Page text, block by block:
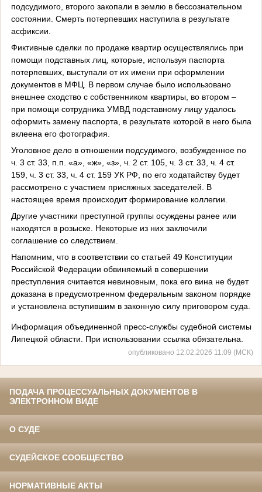
подсудимого, второго закопали в землю в бессознательном
состоянии. Смерть потерпевших наступила в результате
асфиксии.
Фиктивные сделки по продаже квартир осуществлялись при
помощи подставных лиц, которые, используя паспорта
потерпевших, выступали от их имени при оформлении
документов в МФЦ. В первом случае было использовано
внешнее сходство с собственником квартиры, во втором –
при помощи сотрудника УМВД подставному лицу удалось
оформить замену паспорта, в результате которой в него была
вклеена его фотография.
Уголовное дело в отношении подсудимого, возбужденное по
ч. 3 ст. 33, п.п. «а», «ж», «з», ч. 2 ст. 105, ч. 3 ст. 33, ч. 4 ст.
159, ч. 3 ст. 33, ч. 4 ст. 159 УК РФ, по его ходатайству будет
рассмотрено с участием присяжных заседателей. В
настоящее время происходит формирование коллегии.
Другие участники преступной группы осуждены ранее или
находятся в розыске. Некоторые из них заключили
соглашение со следствием.
Напомним, что в соответствии со статьей 49 Конституции
Российской Федерации обвиняемый в совершении
преступления считается невиновным, пока его вина не будет
доказана в предусмотренном федеральным законом порядке
и установлена вступившим в законную силу приговором суда.
Информация объединенной пресс-службы судебной системы
Липецкой области. При использовании ссылка обязательна.
опубликовано 12.02.2026 11:09 (МСК)
ПОДАЧА ПРОЦЕССУАЛЬНЫХ ДОКУМЕНТОВ В
ЭЛЕКТРОННОМ ВИДЕ
О СУДЕ
СУДЕЙСКОЕ СООБЩЕСТВО
НОРМАТИВНЫЕ АКТЫ